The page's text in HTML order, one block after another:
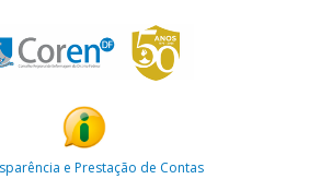
e Prestação de Contas